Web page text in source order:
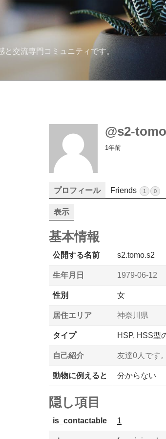
と交流専門コミュニティです。
@s2-
1年前
プロフィール Friends 1 0
表示
基本情報
公開する名前 s2.tomo.s2
生年月日 1979-06-12
性別 女
居住エリア 神奈川県
タイプ HSP, HSS型
自己紹介 友達0人です。
動物に例えると 分からない
隠し項目
is_contactable 1